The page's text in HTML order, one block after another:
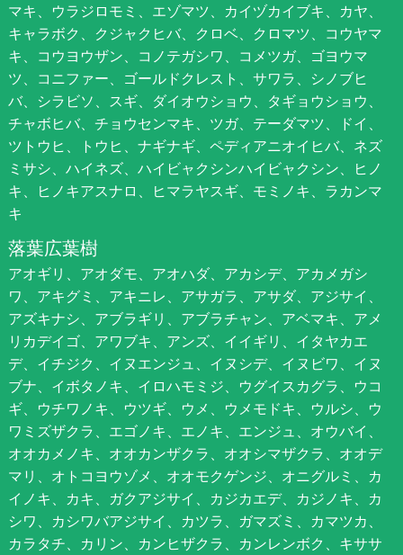
マキ、ウラジロモミ、エゾマツ、カイヅカイブキ、カヤ、
キャラボク、クジャクヒバ、クロベ、クロマツ、コウヤマ
キ、コウヨウザン、コノテガシワ、コメツガ、ゴヨウマ
ツ、コニファー、ゴールドクレスト、サワラ、シノブヒ
バ、シラビソ、スギ、ダイオウショウ、タギョウショウ、
チャボヒバ、チョウセンマキ、ツガ、テーダマツ、ドイ、
ツトウヒ、トウヒ、ナギナギ、ペディアニオイヒバ、ネズ
ミサシ、ハイネズ、ハイビャクシンハイビャクシン、ヒノ
キ、ヒノキアスナロ、ヒマラヤスギ、モミノキ、ラカンマ
キ
落葉広葉樹
アオギリ、アオダモ、アオハダ、アカシデ、アカメガシ
ワ、アキグミ、アキニレ、アサガラ、アサダ、アジサイ、
アズキナシ、アブラギリ、アブラチャン、アベマキ、アメ
リカデイゴ、アワブキ、アンズ、イイギリ、イタヤカエ
デ、イチジク、イヌエンジュ、イヌシデ、イヌビワ、イヌ
ブナ、イボタノキ、イロハモミジ、ウグイスカグラ、ウコ
ギ、ウチワノキ、ウツギ、ウメ、ウメモドキ、ウルシ、ウ
ワミズザクラ、エゴノキ、エノキ、エンジュ、オウバイ、
オオカメノキ、オオカンザクラ、オオシマザクラ、オオデ
マリ、オトコヨウゾメ、オオモクゲンジ、オニグルミ、カ
イノキ、カキ、ガクアジサイ、カジカエデ、カジノキ、カ
シワ、カシワバアジサイ、カツラ、ガマズミ、カマツカ、
カラタチ、カリン、カンヒザクラ、カンレンボク、キササ